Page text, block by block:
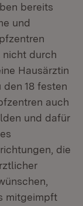
bereits
und
durch
Hausärztin
18 festen
auch
und dafür
die
mitgeimpft